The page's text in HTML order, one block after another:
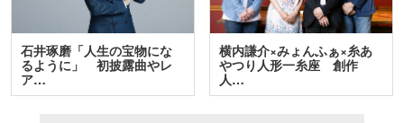
石井琢磨「人生の宝物にな
るように」 初披露曲やレ
ア…
横内謙介×みょんふぁ×糸あ
やつり人形一糸座 創作
人…